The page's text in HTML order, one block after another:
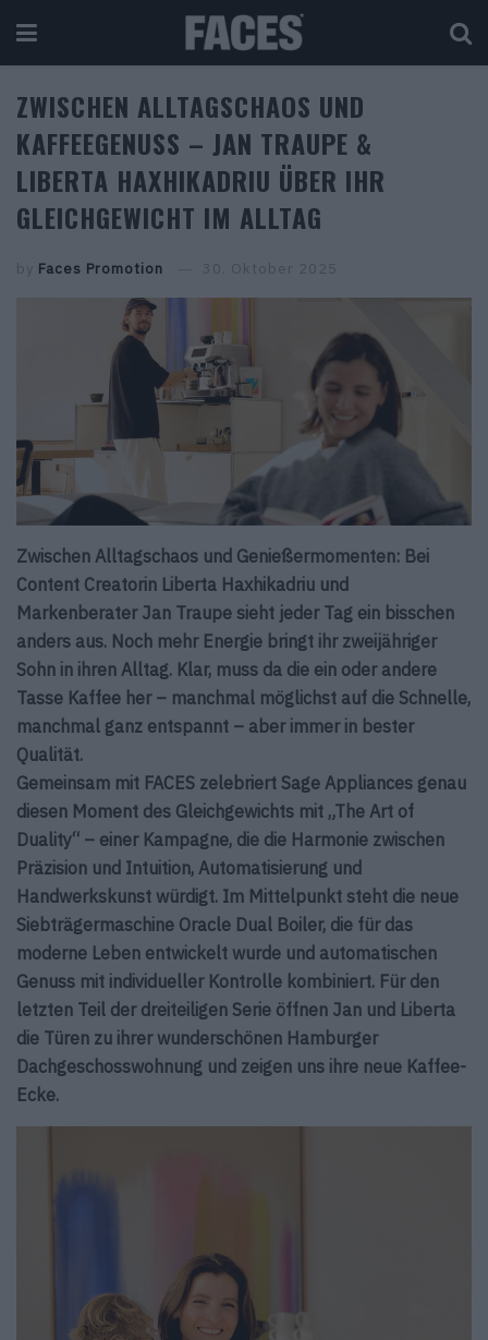
ZWISCHEN ALLTAGSCHAOS UND
KAFFEEGENUSS – JAN TRAUPE &
LIBERTA HAXHIKADRIU ÜBER IHR
GLEICHGEWICHT IM ALLTAG
by Faces Promotion 30. Oktober 2025
Zwischen Alltagschaos und Genießermomenten: Bei
Content Creatorin Liberta Haxhikadriu und
Markenberater Jan Traupe sieht jeder Tag ein bisschen
anders aus. Noch mehr Energie bringt ihr zweijähriger
Sohn in ihren Alltag. Klar, muss da die ein oder andere
Tasse Kaffee her – manchmal möglichst auf die Schnelle,
manchmal ganz entspannt – aber immer in bester
Qualität.
Gemeinsam mit FACES zelebriert Sage Appliances genau
diesen Moment des Gleichgewichts mit „The Art of
Duality“ – einer Kampagne, die die Harmonie zwischen
Präzision und Intuition, Automatisierung und
Handwerkskunst würdigt. Im Mittelpunkt steht die neue
Siebträgermaschine Oracle Dual Boiler, die für das
moderne Leben entwickelt wurde und automatischen
Genuss mit individueller Kontrolle kombiniert. Für den
letzten Teil der dreiteiligen Serie öffnen Jan und Liberta
die Türen zu ihrer wunderschönen Hamburger
Dachgeschosswohnung und zeigen uns ihre neue Kaffee-
Ecke.